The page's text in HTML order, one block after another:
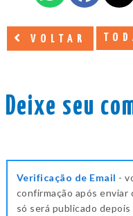
VOLTAR
Deixe seu
Verificação de Email -
confirmação após enviar
só será publicado